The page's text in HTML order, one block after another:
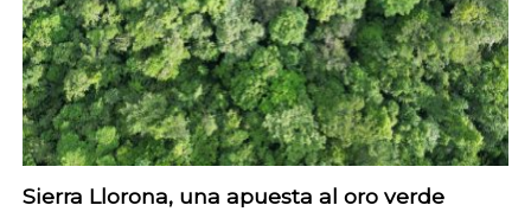
Sierra Llorona, una apuesta al oro verde